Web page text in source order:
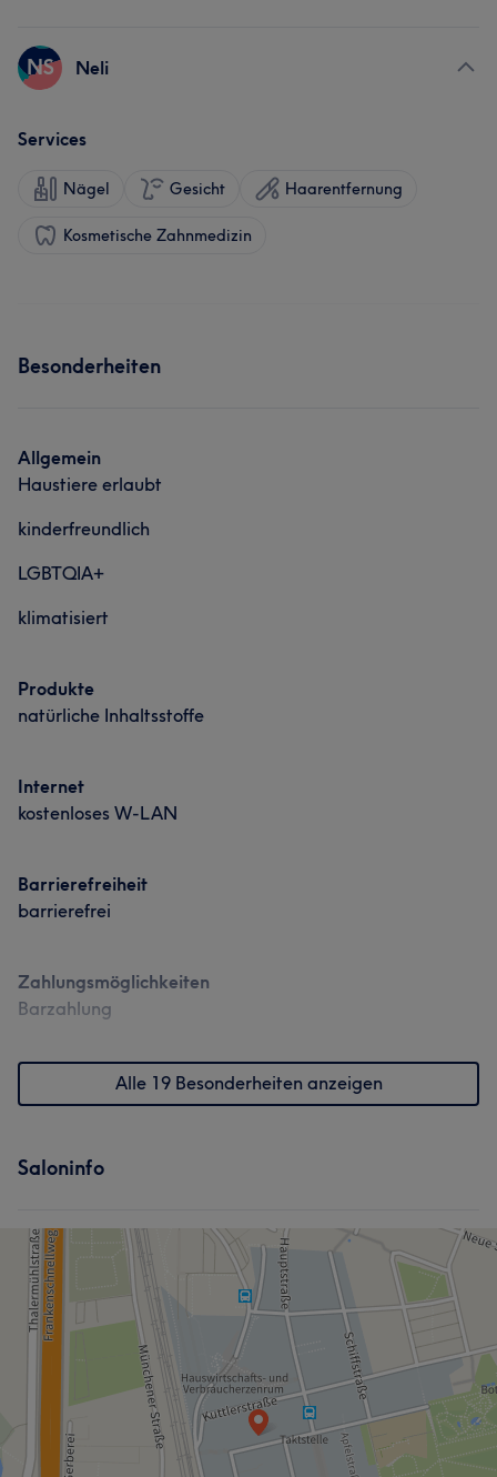
NS Neli
Services
Nägel Gesicht Haarentfernung
Kosmetische Zahnmedizin
Besonderheiten
Allgemein
Haustiere erlaubt
kinderfreundlich
LGBTQIA+
klimatisiert
Produkte
natürliche Inhaltsstoffe
Internet
kostenloses W-LAN
Barrierefreiheit
barrierefrei
Zahlungsmöglichkeiten
Barzahlung
Alle 19 Besonderheiten anzeigen
Saloninfo